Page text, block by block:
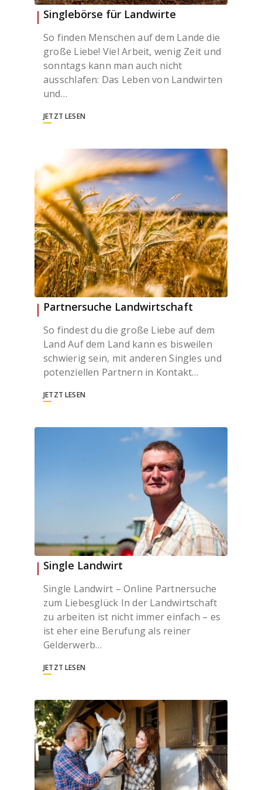
Singlebörse für Landwirte
So finden Menschen auf dem Lande die
große Liebe! Viel Arbeit, wenig Zeit und
sonntags kann man auch nicht
ausschlafen: Das Leben von Landwirten
und…
JETZT LESEN
Partnersuche Landwirtschaft
So findest du die große Liebe auf dem
Land Auf dem Land kann es bisweilen
schwierig sein, mit anderen Singles und
potenziellen Partnern in Kontakt…
JETZT LESEN
Single Landwirt
Single Landwirt – Online Partnersuche
zum Liebesglück In der Landwirtschaft
zu arbeiten ist nicht immer einfach – es
ist eher eine Berufung als reiner
Gelderwerb…
JETZT LESEN